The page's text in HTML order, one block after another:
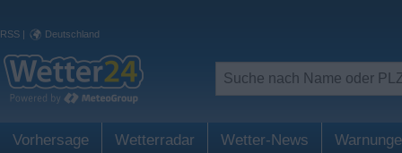
RSS | Deutschland
Vorhersage Wetterradar Wetter-News